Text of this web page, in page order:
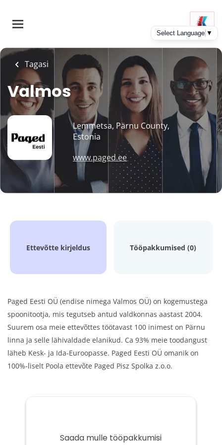
main
Tagasi
Valmos
Lemmetsa, Pärnu County,
Estonia
www.paged.ee
Ettevõtte kirjeldus Tööpakkumised (0)
Paged Eesti OÜ (endise nimega Valmos OÜ) on kogemustega
spoonitootja, mis tegutseb antud valdkonnas aastast 2004.
Suurem osa meie ettevõttes töötavast 100 inimest on Pärnu
linna ja selle lähivaldade elanikud. Ca 93% meie toodangust
läheb Kesk- ja Ida-Euroopasse. Paged Eesti OÜ omanik on
100%-liselt Poola ettevõte Paged Pisz Spolka z.o.o.
Saada mulle tööpakkumisi